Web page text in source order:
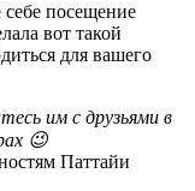
посещение
вот такой
для вашего
им с друзьями в
😉